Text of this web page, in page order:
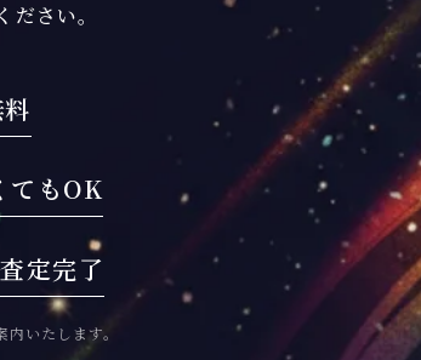
さい。
てもOK
査定完了
いたします。